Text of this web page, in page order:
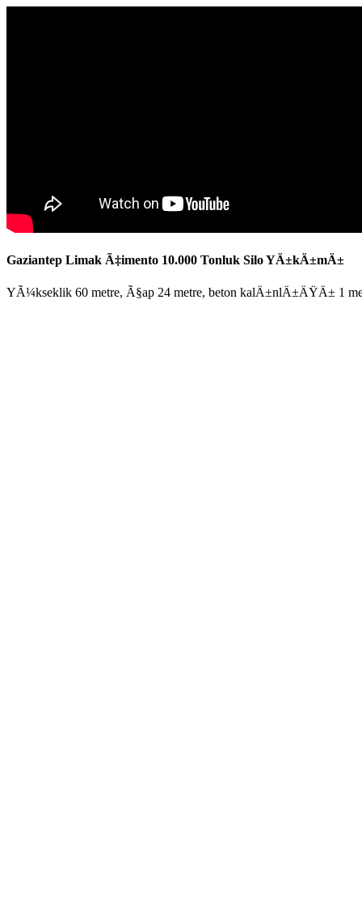
Gaziantep Limak Ã‡imento 10.000 Tonluk Silo YÄ±kÄ±mÄ±
YÃ¼kseklik 60 metre, Ã§ap 24 metre, beton kalÄ±nlÄ±ÄŸÄ± 1